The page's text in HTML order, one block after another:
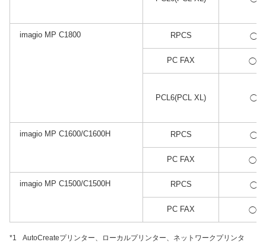
imagio MP C1800 RPCS ◯
PC FAX ◯
PCL6(PCL XL) ◯
imagio MP C1600/C1600H RPCS ◯
PC FAX ◯
imagio MP C1500/C1500H RPCS ◯
PC FAX ◯
*1 AutoCreateプリンター、ローカルプリンター、ネットワークプリンタ